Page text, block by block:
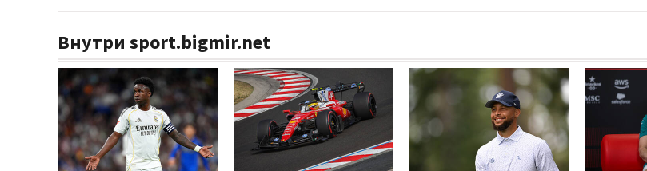
Внутри sport.bigmir.net